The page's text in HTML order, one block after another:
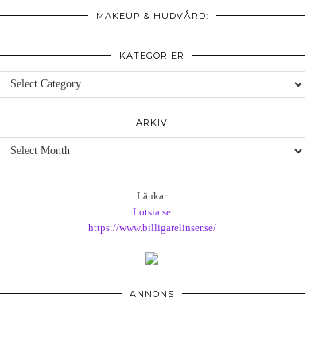
MAKEUP & HUDVÅRD:
KATEGORIER
Kategorier
ARKIV
Arkiv
Länkar
Lotsia.se
https://www.billigarelinser.se/
ANNONS